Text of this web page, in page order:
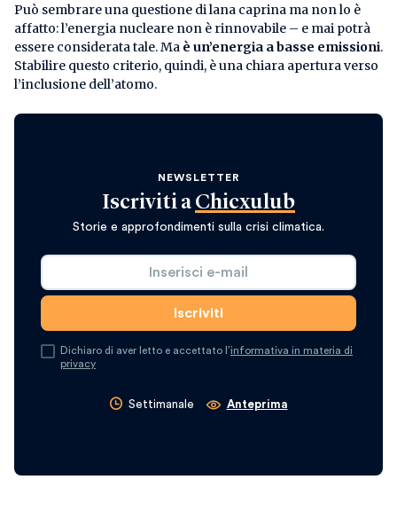
Può sembrare una questione di lana caprina ma non lo è
affatto: l’energia nucleare non è rinnovabile – e mai potrà
essere considerata tale. Ma è un’energia a basse emissioni.
Stabilire questo criterio, quindi, è una chiara apertura verso
l’inclusione dell’atomo.
NEWSLETTER
Iscriviti a Chicxulub
Storie e approfondimenti sulla crisi climatica.
Dichiaro di aver letto e accettato l’informativa in materia di
privacy
Settimanale Anteprima